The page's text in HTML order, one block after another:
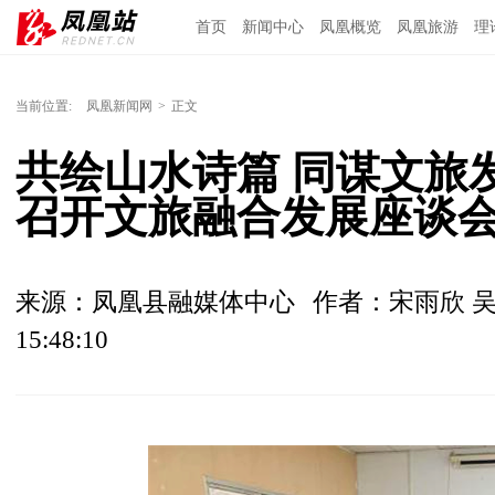
首页 新闻中心 凤凰概览 凤凰旅游 理
当前位置: 凤凰新闻网 > 正文
共绘山水诗篇 同谋文
召开文旅融合发展座谈
来源：凤凰县融媒体中心
作者：宋雨欣
15:48:10